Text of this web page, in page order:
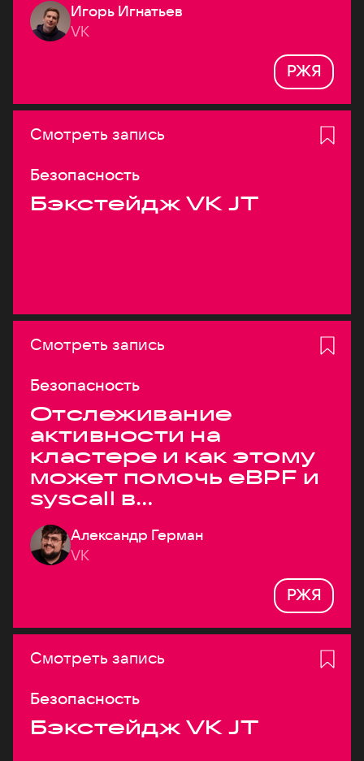
Игорь Игнатьев
VK
РЖЯ
Смотреть запись
Безопасность
Бэкстейдж VK JT
Смотреть запись
Безопасность
Отслеживание
активности на
кластере и как этому
может помочь eBPF и
syscall в
высоконагруженных
системах
Александр Герман
VK
РЖЯ
Смотреть запись
Безопасность
Бэкстейдж VK JT